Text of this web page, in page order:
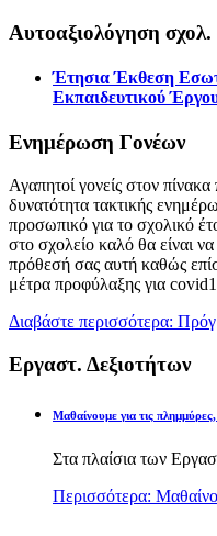
Αυτοαξιολόγηση σχολ.
Έτησια Έκθεση
Εκπαιδευτικού
Ενημέρωση Γονέων
Αγαπητοί γονείς στον
δυνατότητα τακτικής
προσωπικό για το σχολικό
στο σχολείο καλό θα είναι
πρόθεσή σας αυτή καθώς
μέτρα προφύλαξης για
Διαβάστε περισσότερα:
Εργαστ. Δεξιοτήτων
Μαθαίνουμε για τις
Στα πλαίσια των
Περισσότερα: